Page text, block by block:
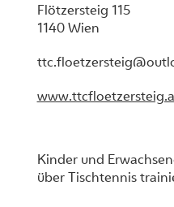
Flötzersteig 115
1140 Wien
Kinder und
über Tischtennis